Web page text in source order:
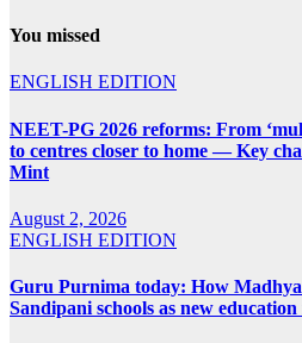
You missed
ENGLISH EDITION
NEET-PG 2026 reforms: From
to centres closer to home — Key
Mint
August 2, 2026
ENGLISH EDITION
Guru Purnima today: How Madhya
Sandipani schools as new